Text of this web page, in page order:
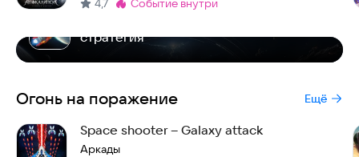
4,7 Метка:
событие внутри
стратегия
Огонь на поражение Ещё
Space shooter – Galaxy attack
Аркады